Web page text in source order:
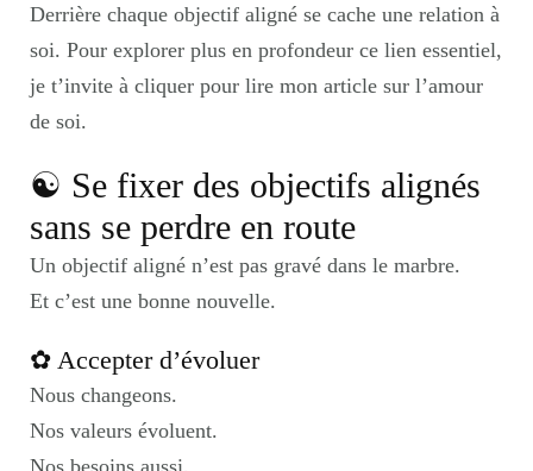
Derrière chaque objectif aligné se cache une relation à
soi. Pour explorer plus en profondeur ce lien essentiel,
je t’invite à cliquer pour lire mon article sur l’amour
de soi.
☯︎ Se fixer des objectifs alignés
sans se perdre en route
Un objectif aligné n’est pas gravé dans le marbre.
Et c’est une bonne nouvelle.
✿ Accepter d’évoluer
Nous changeons.
Nos valeurs évoluent.
Nos besoins aussi.